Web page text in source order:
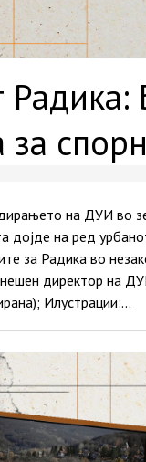
Радика:
за
на ДУИ во
дојде на ред
за Радика во
директор на
Илустрации:…